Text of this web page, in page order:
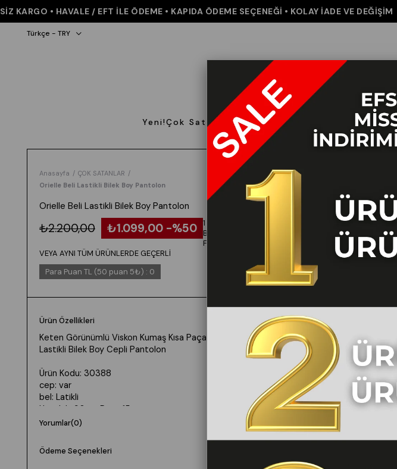
• HAVALE / EFT İLE ÖDEME • KAPIDA ÖDEME SEÇENEĞİ • KOLAY İADE VE DEĞİŞİM
Türkçe - TRY
Yeni!Çok Satanlar Giyim Pantolon Elbise&Tulum
Anasayfa
ÇOK SATANLAR
Orielle Beli Lastikli Bilek Boy Pantolon
Orielle Beli Lastikli Bilek Boy Pantolon
₺2.200,00 ₺1.099,00 50 1 ALANA 1
BEDAVA -
FARKLI
VEYA AYNI TÜM ÜRÜNLERDE GEÇERLİ
Para Puan TL (50 puan 5₺) : 0
Ürün Özellikleri
Keten Görünümlü Viskon Kumaş Kısa Paça Beli
Lastikli Bilek Boy Cepli Pantolon
Ürün Kodu: 30388
cep: var
bel: Latikli
Uzunluk: 90cm Paça 15cm
Kumaş: Keten Görünümlü Viskon Polyester
Manken 36 Beden Boy: 165 cm Kilo: 55
Yorumlar(0)
Ödeme Seçenekleri